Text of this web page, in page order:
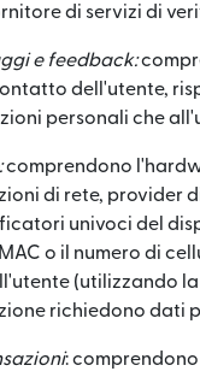
di servizi di
e feedback:
dell'utente,
personali che
comprendono
di rete, provider
univoci del
o il numero di
(utilizzando
richiedono dati
: